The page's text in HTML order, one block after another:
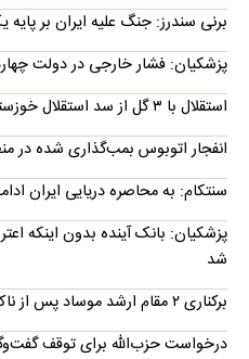
برنی سندرز: جنگ علیه ایران بر
پزشکیان: فشار خارجی در دولت
استقلال با ۳ گل از سد استقلال خوزستان گذشت
انفجار اتوبوس بمب‌گذاری شده در
سنتکام: به محاصره دریایی ایران
پزشکیان: بانک آینده بدون اینکه
شد
برکناری ۲ مقام ارشد موساد پس از ناکامی در خصوص موضوع ایران
درخواست حزب‌الله برای توقف